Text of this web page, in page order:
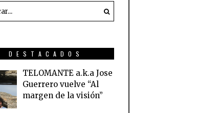
DESTACADOS
TELOMANTE a.k.a Jose
Guerrero vuelve “Al
margen de la visión”